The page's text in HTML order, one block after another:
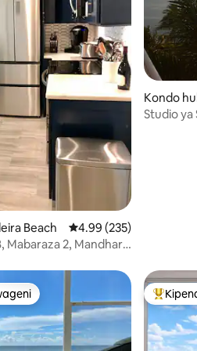
Beach Ukadiriaji wa wastani
4.99 (235)
Mabaraza 2, Mandhari
Kondo
Studio ya